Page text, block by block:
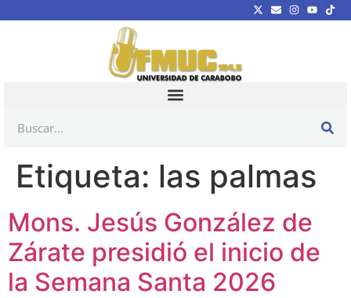
Etiqueta: las palmas
Mons. Jesús González de
Zárate presidió el inicio de
la Semana Santa 2026